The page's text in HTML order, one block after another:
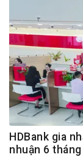
HDBank gia
nhuận 6